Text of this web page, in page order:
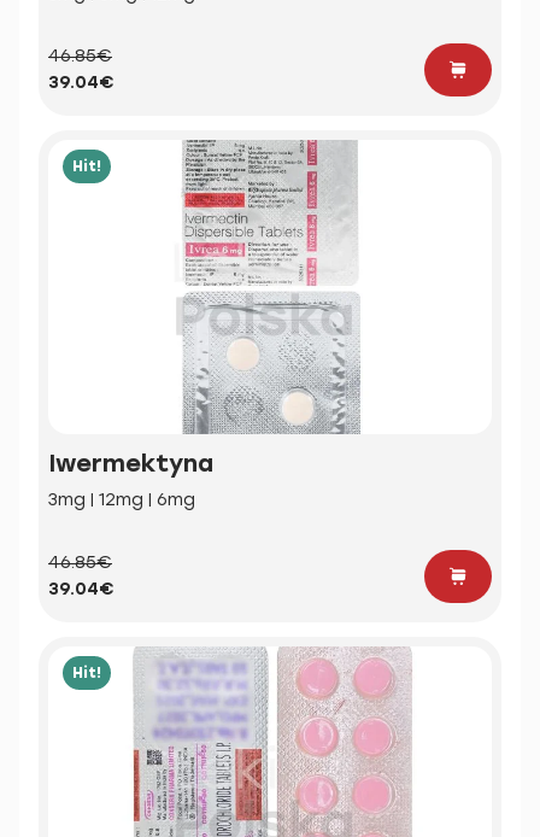
46.85€
39.04€
Hit!
Iwermektyna
3mg | 12mg | 6mg
46.85€
39.04€
Hit!